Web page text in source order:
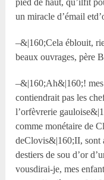
pied de haut, qu’ilfit
un miracle d’émail
–&|160;Cela éblouit,
beaux ouvrages, père
–&|160;Ah&|160;!
contiendrait pas les
l’orfèvrerie
comme monétaire de
deClovis&|160;II, sont
destiers de sou d’or
vousdirai-je, mes